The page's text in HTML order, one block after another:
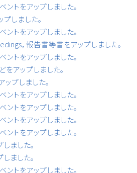
ントをアップしました。
しました。
ントをアップしました。
，報告書等書をアップしました。
ントをアップしました。
アップしました。
プしました。
ントをアップしました。
ントをアップしました。
ントをアップしました。
ントをアップしました。
ました。
ました。
ントをアップしました。